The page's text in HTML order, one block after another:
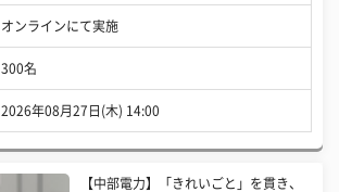
オンラインにて実施
300名
2026年08月27日(木) 14:00
【中部電力】「きれいごと」を貫き、